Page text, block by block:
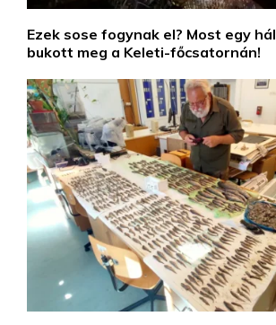
Ezek sose fogynak el? Most egy
bukott meg a Keleti-főcsatornán!